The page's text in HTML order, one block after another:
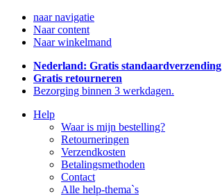
naar navigatie
Naar content
Naar winkelmand
Nederland: Gratis standaardverzending
Gratis retourneren
Bezorging binnen 3 werkdagen.
Help
Waar is mijn bestelling?
Retourneringen
Verzendkosten
Betalingsmethoden
Contact
Alle help-thema`s